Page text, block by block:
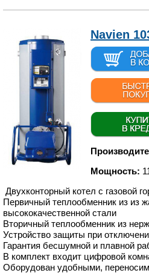
Navien
Мощность:
Двухконторный котел с газовой
Первичный теплообменник из из
высококачественной стали
Вторичный теплообменник из
Устройство защиты при
Гарантия бесшумной и плавной
В комплект входит цифровой
Оборудован удобными,